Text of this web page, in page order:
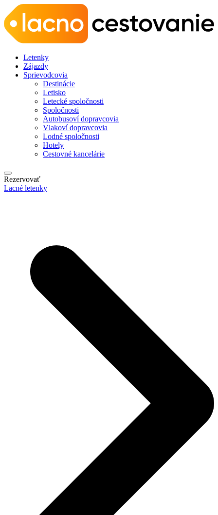
Letenky
Zájazdy
Sprievodcovia
Destinácie
Letisko
Letecké spoločnosti
Spoločnosti
Autobusoví dopravcovia
Vlakoví dopravcovia
Lodné spoločnosti
Hotely
Cestovné kancelárie
Rezervovať
Lacné letenky